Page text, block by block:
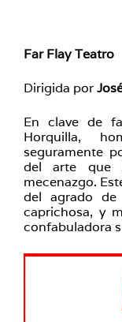
Far Flay Teatro
Dirigida por
En clave de
Horquilla,
seguramente
del arte que
mecenazgo.
del agrado de
caprichosa, y
confabuladora